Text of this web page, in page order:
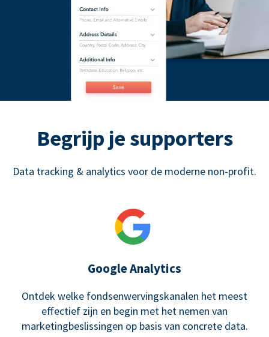
Begrijp je supporters
Data tracking & analytics voor de moderne non-profit.
Google Analytics
Ontdek welke fondsenwervingskanalen het meest
effectief zijn en begin met het nemen van
marketingbeslissingen op basis van concrete data.